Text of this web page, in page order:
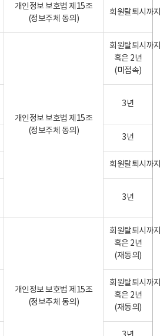
개인정보 보호법 제15조
(정보주체 동의)
회원탈퇴시까
개인정보 보호법 제15조
(정보주체 동의)
회원탈퇴시까
혹은 2년
(미접속)
3년
3년
회원탈퇴시까
3년
개인정보 보호법 제15조
(정보주체 동의)
회원탈퇴시까
혹은 2년
(재동의)
회원탈퇴시까
혹은 2년
(재동의)